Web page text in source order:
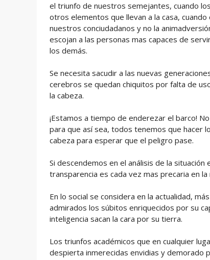
el triunfo de nuestros semejantes, cuando
otros elementos que llevan a la casa,
nuestros conciudadanos y no la
escojan a las personas mas capaces de
los demás.
Se necesita sacudir a las nuevas
cerebros se quedan chiquitos por falta de
la cabeza.
¡Estamos a tiempo de enderezar el barco!
para que así sea, todos tenemos que hacer
cabeza para esperar que el peligro pase.
Si descendemos en el análisis de la
transparencia es cada vez mas precaria en
En lo social se considera en la actualidad,
admirados los súbitos enriquecidos por su
inteligencia sacan la cara por su tierra.
Los triunfos académicos que en cualquier
despierta inmerecidas envidias y demorado